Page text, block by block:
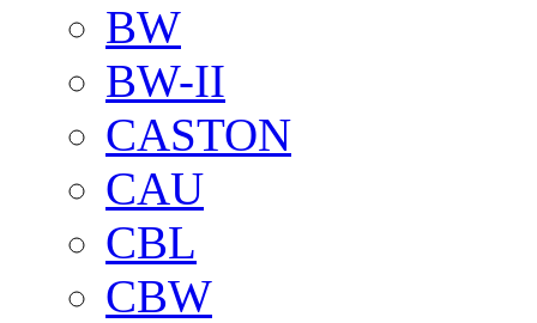
BW
BW-II
CASTON
CAU
CBL
CBW